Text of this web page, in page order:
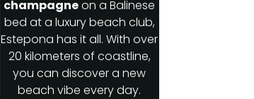
champagneon a Balinese
bed at a luxury beach club,
Estepona has it all. With over
20 kilometers of coastline,
you can discover a new
beach vibe every day.